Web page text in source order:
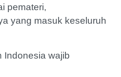
pemateri,
yang masuk keseluruh
Indonesia wajib